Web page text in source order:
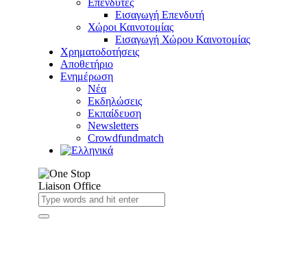
Επενδυτές
Εισαγωγή Επενδυτή
Χώροι Καινοτομίας
Εισαγωγή Χώρου Καινοτομίας
Χρηματοδοτήσεις
Αποθετήριο
Ενημέρωση
Νέα
Εκδηλώσεις
Εκπαίδευση
Newsletters
Crowdfundmatch